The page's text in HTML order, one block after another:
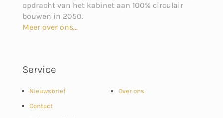
opdracht van het kabinet aan 100% circulair
bouwen in 2050.
Meer over ons...
Service
Nieuwsbrief
Contact
Over ons